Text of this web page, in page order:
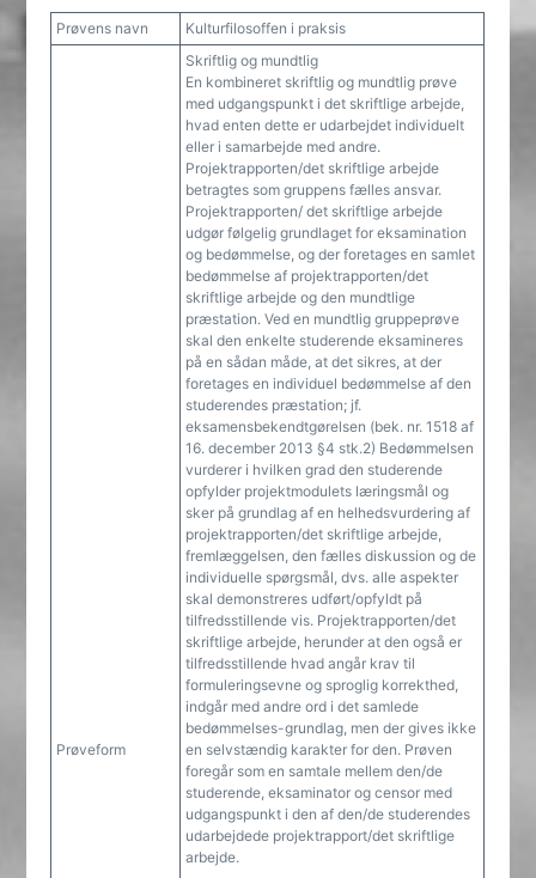
Prøvens navn Kulturfilosoffen i praksis
Prøveform
Skriftlig og mundtlig
En kombineret skriftlig og mundtlig prøve
med udgangspunkt i det skriftlige arbejde,
hvad enten dette er udarbejdet individuelt
eller i samarbejde med andre.
Projektrapporten/det skriftlige arbejde
betragtes som gruppens fælles ansvar.
Projektrapporten/ det skriftlige arbejde
udgør følgelig grundlaget for eksamination
og bedømmelse, og der foretages en samlet
bedømmelse af projektrapporten/det
skriftlige arbejde og den mundtlige
præstation. Ved en mundtlig gruppeprøve
skal den enkelte studerende eksamineres
på en sådan måde, at det sikres, at der
foretages en individuel bedømmelse af den
studerendes præstation; jf.
eksamensbekendtgørelsen (bek. nr. 1518 af
16. december 2013 §4 stk.2) Bedømmelsen
vurderer i hvilken grad den studerende
opfylder projektmodulets læringsmål og
sker på grundlag af en helhedsvurdering af
projektrapporten/det skriftlige arbejde,
fremlæggelsen, den fælles diskussion og de
individuelle spørgsmål, dvs. alle aspekter
skal demonstreres udført/opfyldt på
tilfredsstillende vis. Projektrapporten/det
skriftlige arbejde, herunder at den også er
tilfredsstillende hvad angår krav til
formuleringsevne og sproglig korrekthed,
indgår med andre ord i det samlede
bedømmelses-grundlag, men der gives ikke
en selvstændig karakter for den. Prøven
foregår som en samtale mellem den/de
studerende, eksaminator og censor med
udgangspunkt i den af den/de studerendes
udarbejdede projektrapport/det skriftlige
arbejde.